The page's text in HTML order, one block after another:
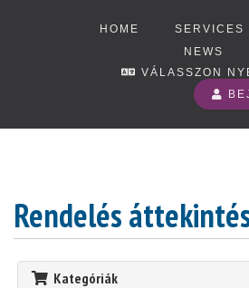
HOME SERVICES
NEWS
VÁLASSZON
Rendelés
Kategóriák